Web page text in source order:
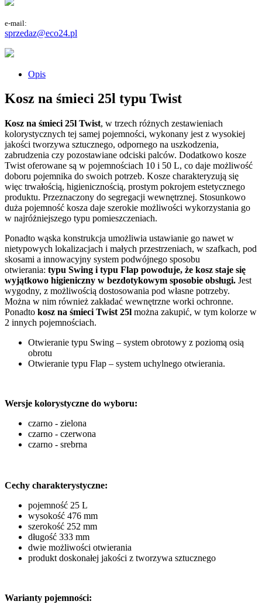
e-mail:
sprzedaz@eco24.pl
Opis
Kosz na śmieci 25l typu Twist
Kosz na śmieci 25l Twist, w trzech różnych zestawieniach
kolorystycznych tej samej pojemności, wykonany jest z wysokiej
jakości tworzywa sztucznego, odpornego na uszkodzenia,
zabrudzenia czy pozostawiane odciski palców. Dodatkowo kosze
Twist oferowane są w pojemnościach 10 i 50 L, co daje możliwość
doboru pojemnika do swoich potrzeb. Kosze charakteryzują się
więc trwałością, higienicznością, prostym pokrojem estetycznego
produktu. Przeznaczony do segregacji wewnętrznej. Stosunkowo
duża pojemność kosza daje szerokie możliwości wykorzystania go
w najróżniejszego typu pomieszczeniach.
Ponadto wąska konstrukcja umożliwia ustawianie go nawet w
nietypowych lokalizacjach i małych przestrzeniach, w szafkach, pod
skosami a innowacyjny system podwójnego sposobu
otwierania: typu Swing i typu Flap powoduje, że kosz staje się
wyjątkowo higieniczny w bezdotykowym sposobie obsługi. Jest
wygodny, z możliwością dostosowania pod własne potrzeby.
Można w nim również zakładać wewnętrzne worki ochronne.
Ponadto kosz na śmieci Twist 25l można zakupić, w tym kolorze w
2 innych pojemnościach.
Otwieranie typu Swing – system obrotowy z poziomą osią
obrotu
Otwieranie typu Flap – system uchylnego otwierania.
Wersje kolorystyczne do wyboru:
czarno - zielona
czarno - czerwona
czarno - srebrna
Cechy charakterystyczne:
pojemność 25 L
wysokość 476 mm
szerokość 252 mm
długość 333 mm
dwie możliwości otwierania
produkt doskonałej jakości z tworzywa sztucznego
Warianty pojemności: